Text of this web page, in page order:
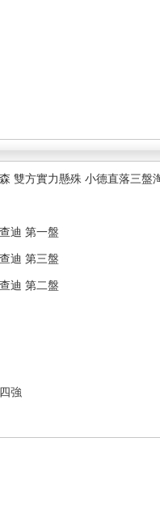
雙方實力懸殊 小德直落三盤
迪 第一盤
迪 第三盤
迪 第二盤
強